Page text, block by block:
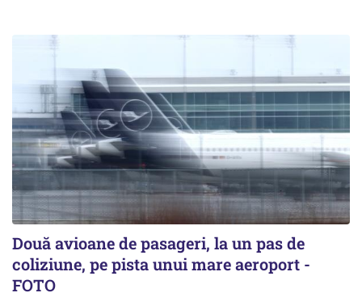
Două avioane de pasageri, la un pas de
coliziune, pe pista unui mare aeroport -
FOTO